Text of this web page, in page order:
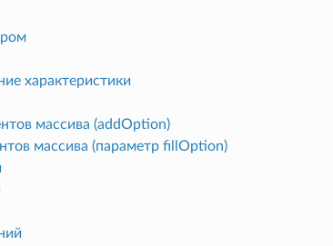
характеристики
массива (addOption)
массива (параметр fillOption)